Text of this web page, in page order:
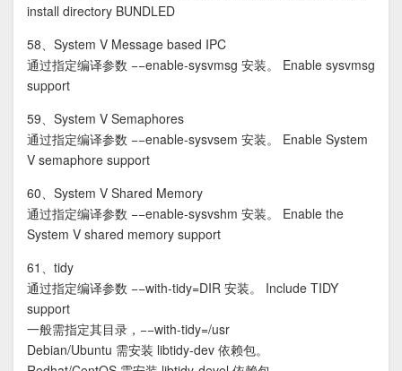
install directory BUNDLED
58、System V Message based IPC
通过指定编译参数 −−enable-sysvmsg 安装。 Enable sysvmsg
support
59、System V Semaphores
通过指定编译参数 −−enable-sysvsem 安装。 Enable System
V semaphore support
60、System V Shared Memory
通过指定编译参数 −−enable-sysvshm 安装。 Enable the
System V shared memory support
61、tidy
通过指定编译参数 −−with-tidy=DIR 安装。 Include TIDY
support
一般需指定其目录，−−with-tidy=/usr
Debian/Ubuntu 需安装 libtidy-dev 依赖包。